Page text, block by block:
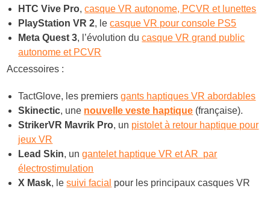
HTC Vive Pro,casque VR autonome, PCVR et lunettes
PlayStation VR 2, lecasque VR pour console PS5
Meta Quest 3, l’évolution ducasque VR grand public
autonome et PCVR
Accessoires :
TactGlove, les premiersgants haptiques VR abordables
Skinectic, une nouvelle veste haptique (française).
StrikerVR Mavrik Pro, un pistolet à retour haptique pour
jeux VR
Lead Skin, ungantelet haptique VR et AR par
électrostimulation
X Mask, lesuivi facial pour les principaux casques VR